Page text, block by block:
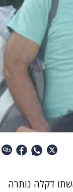
דקלה נותרה